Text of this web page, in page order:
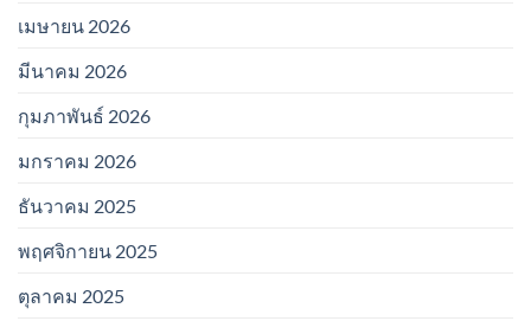
เมษายน 2026
มีนาคม 2026
กุมภาพันธ์ 2026
มกราคม 2026
ธันวาคม 2025
พฤศจิกายน 2025
ตุลาคม 2025